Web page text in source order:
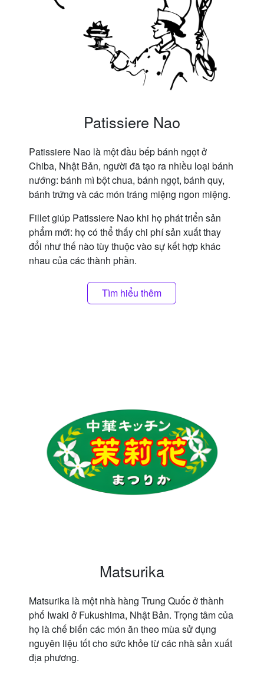
Patissiere Nao
Patissiere Nao là một đầu bếp bánh ngọt ở
Chiba, Nhật Bản, người đã tạo ra nhiều loại bánh
nướng: bánh mì bột chua, bánh ngọt, bánh quy,
bánh trứng và các món tráng miệng ngon miệng.
Fillet giúp Patissiere Nao khi họ phát triển sản
phẩm mới: họ có thể thấy chi phí sản xuất thay
đổi như thế nào tùy thuộc vào sự kết hợp khác
nhau của các thành phần.
Tìm hiểu thêm
Matsurika
Matsurika là một nhà hàng Trung Quốc ở thành
phố Iwaki ở Fukushima, Nhật Bản. Trọng tâm của
họ là chế biến các món ăn theo mùa sử dụng
nguyên liệu tốt cho sức khỏe từ các nhà sản xuất
địa phương.